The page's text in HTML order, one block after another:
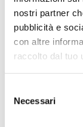
nostri partner
pubblicità e
con altre
raccolto dal tuo
delNecessari
Applicazioni